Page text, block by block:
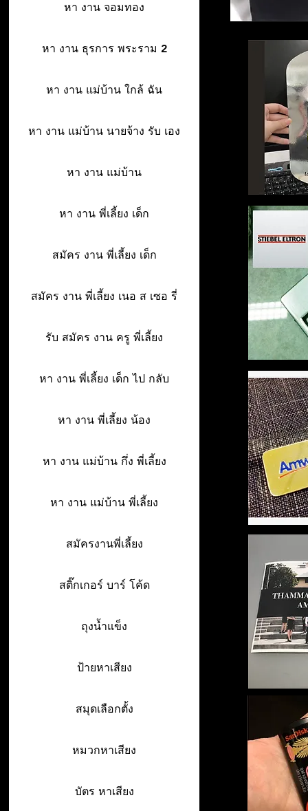
หา งาน จอมทอง
หา งาน ธุรการ พระราม 2
หา งาน แม่บ้าน ใกล้ ฉัน
หา งาน แม่บ้าน นายจ้าง รับ เอง
หา งาน แม่บ้าน
หา งาน พี่เลี้ยง เด็ก
สมัคร งาน พี่เลี้ยง เด็ก
สมัคร งาน พี่เลี้ยง เนอ ส เซอ รี่
รับ สมัคร งาน ครู พี่เลี้ยง
หา งาน พี่เลี้ยง เด็ก ไป กลับ
หา งาน พี่เลี้ยง น้อง
หา งาน แม่บ้าน กึ่ง พี่เลี้ยง
หา งาน แม่บ้าน พี่เลี้ยง
สมัครงานพี่เลี้ยง
สติ๊กเกอร์ บาร์ โค้ด
ถุงน้ำแข็ง
ป้ายหาเสียง
สมุดเลือกตั้ง
หมวกหาเสียง
บัตร หาเสียง